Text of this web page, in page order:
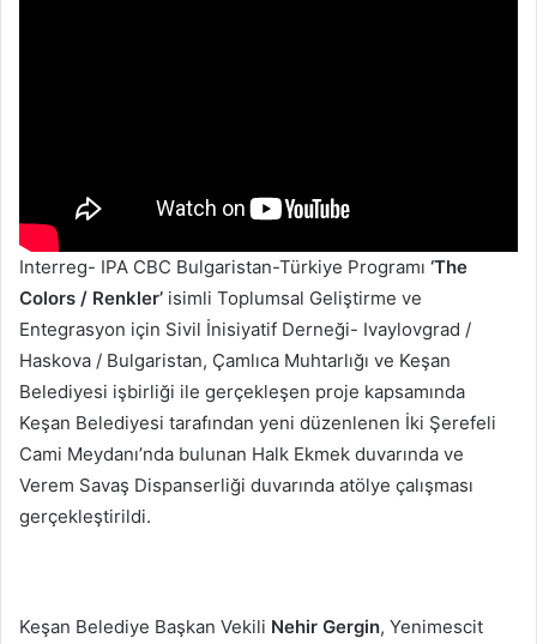
Interreg- IPA CBC Bulgaristan-Türkiye Programı ‘The
Colors / Renkler’ isimli Toplumsal Geliştirme ve
Entegrasyon için Sivil İnisiyatif Derneği- Ivaylovgrad /
Haskova / Bulgaristan, Çamlıca Muhtarlığı ve Keşan
Belediyesi işbirliği ile gerçekleşen proje kapsamında
Keşan Belediyesi tarafından yeni düzenlenen İki Şerefeli
Cami Meydanı’nda bulunan Halk Ekmek duvarında ve
Verem Savaş Dispanserliği duvarında atölye çalışması
gerçekleştirildi.
Keşan Belediye Başkan Vekili Nehir Gergin, Yenimescit